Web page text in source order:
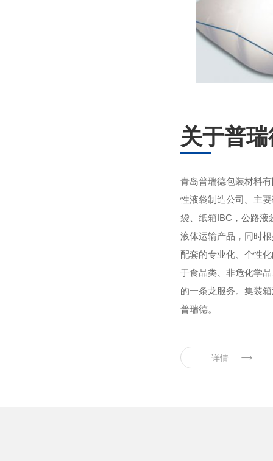
关于普
青岛普瑞德包装材料
性液袋制造公司。主
袋、纸箱IBC，公路液
液体运输产品，同时
配套的专业化、个性
于食品类、非危化学
的一条龙服务。集装
普瑞德。
详情